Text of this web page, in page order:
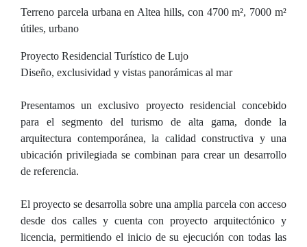
Terreno parcela urbana en Altea hills, con 4700 m², 7000 m²
útiles, urbano
Proyecto Residencial Turístico de Lujo
Diseño, exclusividad y vistas panorámicas al mar
Presentamos un exclusivo proyecto residencial concebido
para el segmento del turismo de alta gama, donde la
arquitectura contemporánea, la calidad constructiva y una
ubicación privilegiada se combinan para crear un desarrollo
de referencia.
El proyecto se desarrolla sobre una amplia parcela con acceso
desde dos calles y cuenta con proyecto arquitectónico y
licencia, permitiendo el inicio de su ejecución con todas las